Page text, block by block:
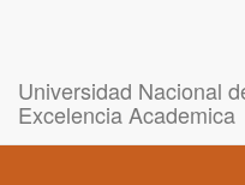
Universidad Nacional
Excelencia Academica